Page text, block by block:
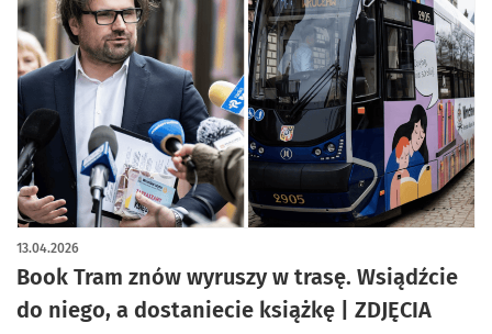
Book Tram znów wyruszy w trasę. Wsiądźcie
do niego, a dostaniecie książkę | ZDJĘCIA
13.04.2026
artykuł z galerią zdjęć